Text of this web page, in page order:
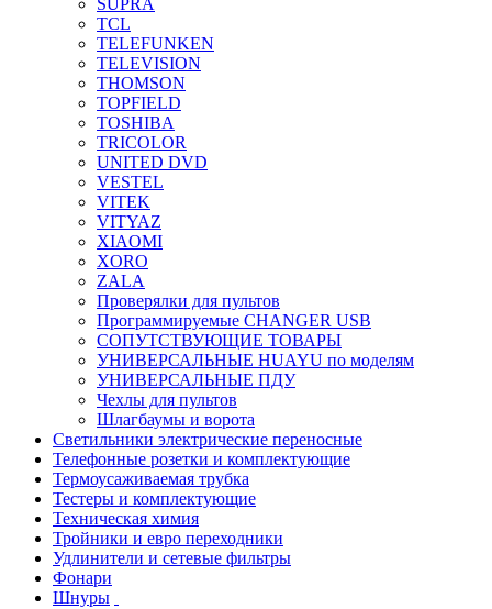
SUPRA
TCL
TELEFUNKEN
TELEVISION
THOMSON
TOPFIELD
TOSHIBA
TRICOLOR
UNITED DVD
VESTEL
VITEK
VITYAZ
XIAOMI
XORO
ZALA
Проверялки для пультов
Программируемые CHANGER USB
СОПУТСТВУЮЩИЕ ТОВАРЫ
УНИВЕРСАЛЬНЫЕ HUAYU по моделям
УНИВЕРСАЛЬНЫЕ ПДУ
Чехлы для пультов
Шлагбаумы и ворота
Светильники электрические переносные
Телефонные розетки и комплектующие
Термоусаживаемая трубка
Тестеры и комплектующие
Техническая химия
Тройники и евро переходники
Удлинители и сетевые фильтры
Фонари
Шнуры